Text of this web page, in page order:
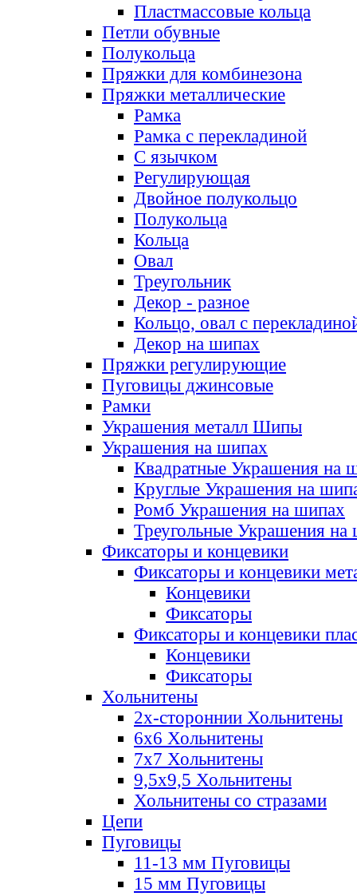
Пластмассовые кольца
Петли обувные
Полукольца
Пряжки для комбинезона
Пряжки металлические
Рамка
Рамка с перекладиной
С язычком
Регулирующая
Двойное полукольцо
Полукольца
Кольца
Овал
Треугольник
Декор - разное
Кольцо, овал с
Декор на шипах
Пряжки регулирующие
Пуговицы джинсовые
Рамки
Украшения металл Шипы
Украшения на шипах
Квадратные Украшения на
Круглые Украшения на
Ромб Украшения на шипах
Треугольные Украшения на
Фиксаторы и концевики
Фиксаторы и концевики
Концевики
Фиксаторы
Фиксаторы и концевики
Концевики
Фиксаторы
Хольнитены
2х-стороннии Хольнитены
6х6 Хольнитены
7х7 Хольнитены
9,5х9,5 Хольнитены
Хольнитены со стразами
Цепи
Пуговицы
11-13 мм Пуговицы
15 мм Пуговицы